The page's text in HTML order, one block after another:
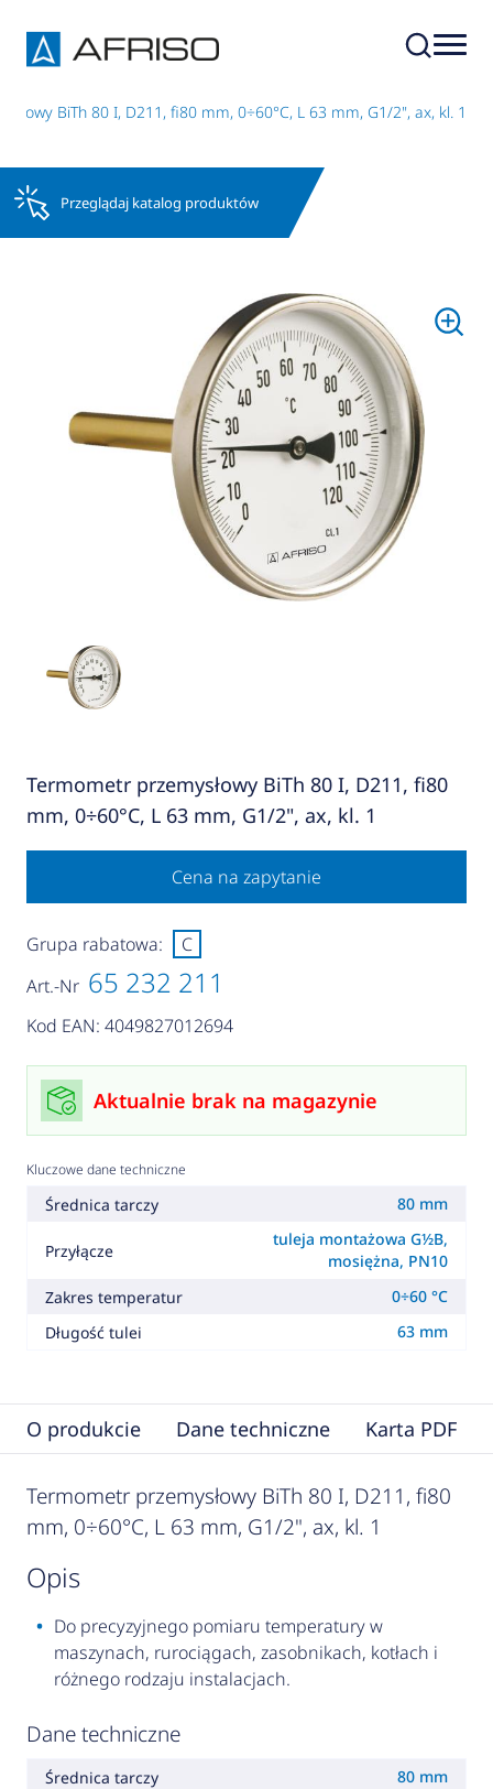
BiTh 80 I, D211, fi80 mm, 0÷60°C, L 63 mm, G1/2", ax, kl. 1
Przeglądaj katalog produktów
Termometr przemysłowy BiTh 80 I, D211, fi80
mm, 0÷60°C, L 63 mm, G1/2", ax, kl. 1
Cena na zapytanie
Art.-Nr 65 232 211
Kod EAN: 4049827012694
Grupa rabatowa: C
Aktualnie brak na magazynie
Kluczowe dane techniczne
Średnica tarczy 80 mm
Przyłącze
tuleja montażowa G½B,
mosiężna, PN10
Zakres temperatur
0÷60 °C
Długość tulei
63 mm
O produkcie Dane techniczne Karta PDF
Termometr przemysłowy BiTh 80 I, D211, fi80
mm, 0÷60°C, L 63 mm, G1/2", ax, kl. 1
opis
Do precyzyjnego pomiaru temperatury w
maszynach, rurociągach, zasobnikach, kotłach i
różnego rodzaju instalacjach.
Dane techniczne
Średnica tarczy 80 mm